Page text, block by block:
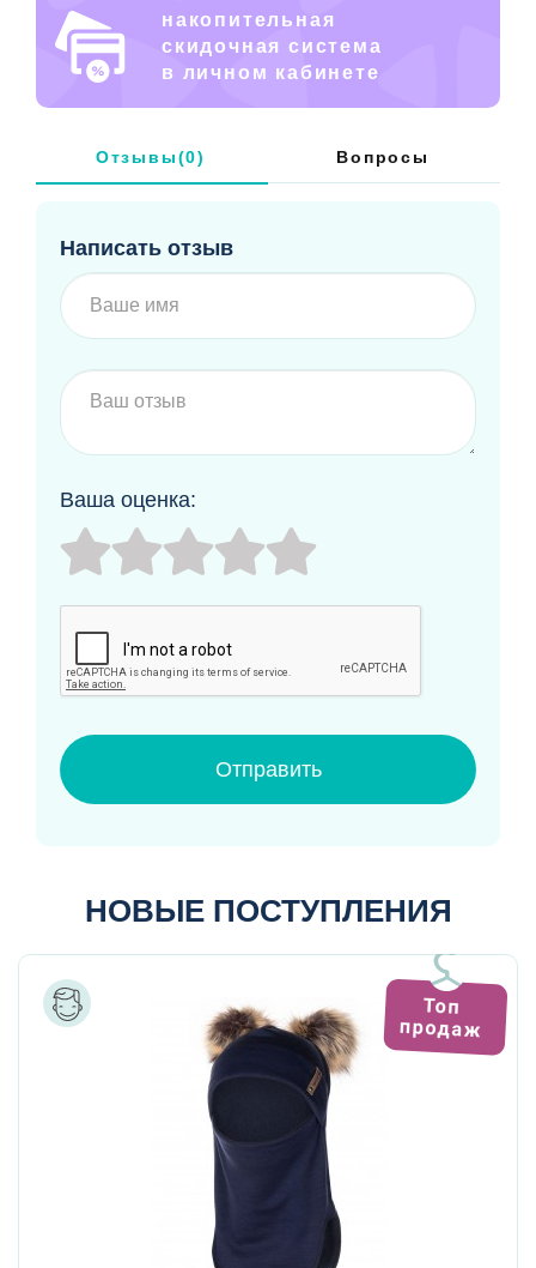
накопительная
скидочная система
в личном кабинете
Отзывы(0) Вопросы
Написать отзыв
Ваша оценка:
Отправить
НОВЫЕ ПОСТУПЛЕНИЯ